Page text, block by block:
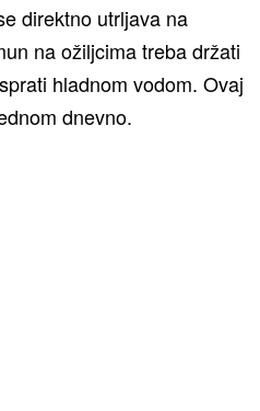
direktno utrljava na
na ožiljcima treba držati
hladnom vodom. Ovaj
dnevno.